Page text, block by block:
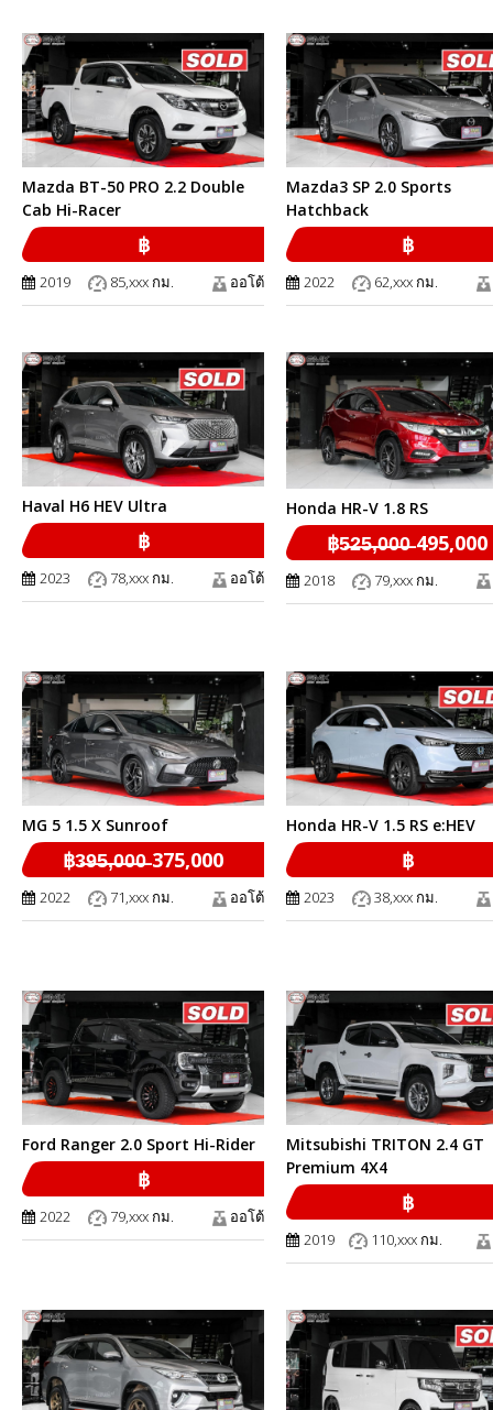
Mazda BT-50 PRO 2.2 Double
Cab Hi-Racer
฿
2019 85,xxx กม. ออโต้
Mazda3 SP 2.0 Sports
Hatchback
฿
2022 62,xxx กม.
Haval H6 HEV Ultra
฿
2023 78,xxx กม. ออโต้
Honda HR-V 1.8 RS
฿5̶2̶5̶,̶0̶0̶0̶ 495,000
2018 79,xxx กม.
MG 5 1.5 X Sunroof
฿3̶9̶5̶,̶0̶0̶0̶ 375,000
2022 71,xxx กม. ออโต้
Honda HR-V 1.5 RS e:HEV
฿
2023 38,xxx กม.
Ford Ranger 2.0 Sport Hi-Rider
฿
2022 79,xxx กม. ออโต้
Mitsubishi TRITON 2.4 GT
Premium 4X4
฿
2019 110,xxx กม.